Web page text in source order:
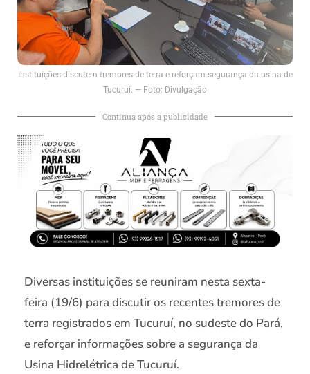
Instituições discutem tremores de terra e reforçam segurança da usina de
Tucuruí. — Foto: Divulgação
Continua após a publicidade
Diversas instituições se reuniram nesta sexta-
feira (19/6) para discutir os recentes tremores de
terra registrados em Tucuruí, no sudeste do Pará,
e reforçar informações sobre a segurança da
Usina Hidrelétrica de Tucuruí.